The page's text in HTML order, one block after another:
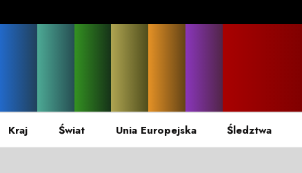
Kraj Świat Unia Europejska Śledztwa